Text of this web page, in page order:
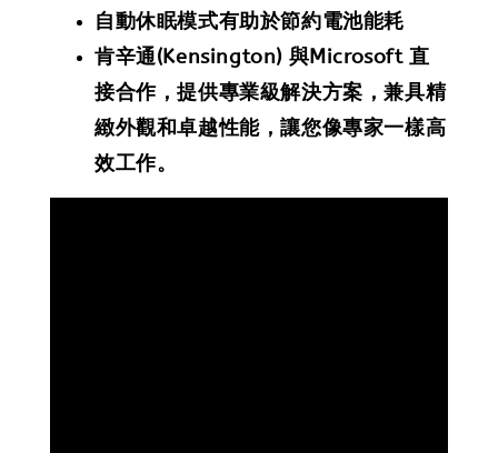
自動休眠模式有助於節約電池能耗
肯辛通(Kensington) 與Microsoft 直
接合作，提供專業級解決方案，兼具精
緻外觀和卓越性能，讓您像專家一樣高
效工作。